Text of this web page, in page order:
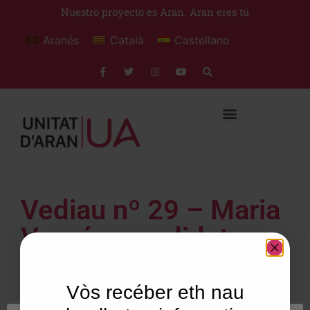
Nuestro proyecto es Aran. Aran eres tú
Aranés Català Castellano
Vediau nº 29 – Maria
Vergés, candidata
d’UA a sindica d’Aran
Vòs recéber eth nau